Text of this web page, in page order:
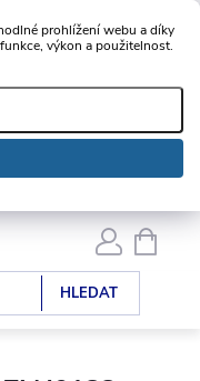
prohlížení webu a díky
výkon a použitelnost.
HLEDAT
KOŠÍK